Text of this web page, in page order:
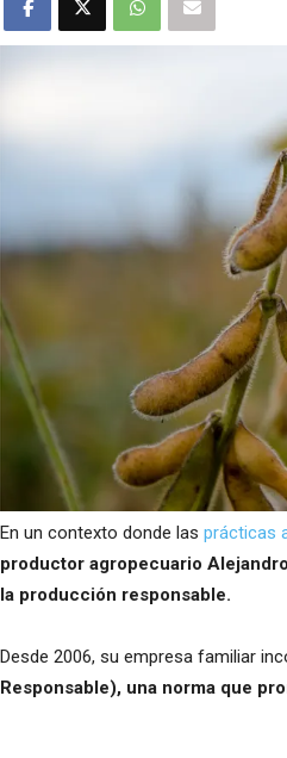
En un contexto donde las prácticas
productor agropecuario
la producción responsable.
Desde 2006, su empresa familiar
Responsable), una norma que